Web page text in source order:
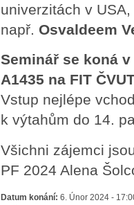
univerzitách v USA,
např. Osvaldeem
Seminář se koná
A1435 na FIT
Vstup nejlépe
k výtahům do 14.
Všichni zájemci
PF 2024 Alena
Datum konání: 6. Únor 2024 -